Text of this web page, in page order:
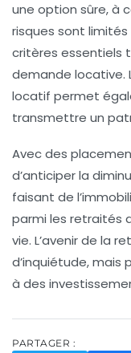
une option sûre, à
risques sont
critères essentiels
demande locative.
locatif permet
transmettre un
Avec des
d’anticiper la
faisant de
parmi les retraités
vie. L’avenir de la
d’inquiétude, mais
à des
PARTAGER :